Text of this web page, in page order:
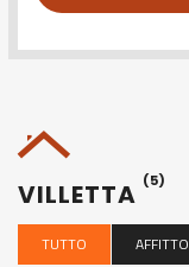
VILLETTA (5)
TUTTO AFFITTO